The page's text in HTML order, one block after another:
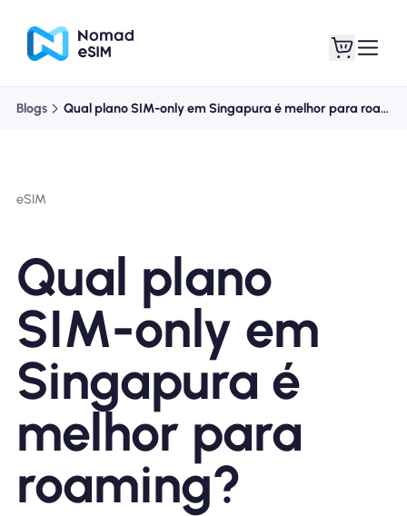
Planos de loja
Sobre o eSIM
Por que Nomad eSIM
Usando um eSIM
Blogs Qual plano SIM-only em Singapura é melhor para roaming?
eSIM
Qual plano
SIM-only em
Singapura é
melhor para
roaming?